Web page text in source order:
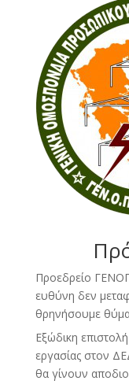
Προεδρείο
ευθύνη δεν
θρηνήσουμε
Εξώδικη
εργασίας στον
θα γίνουν